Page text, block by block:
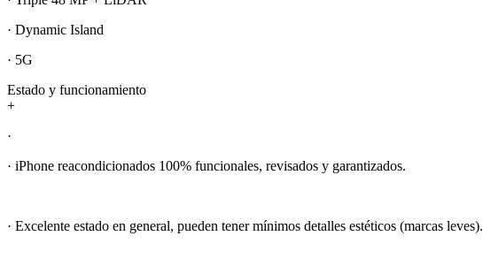
· Dynamic Island
· 5G
Estado y funcionamiento
+
·
· iPhone reacondicionados 100% funcionales, revisados y garantizados.
· Excelente estado en general, pueden tener mínimos detalles estéticos (marcas leves).